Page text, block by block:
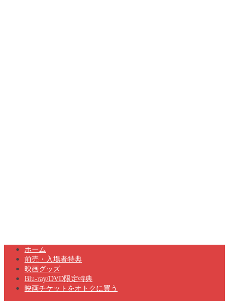
ホーム
前売・入場者特典
映画グッズ
Blu-ray/DVD限定特典
映画チケットをオトクに買う